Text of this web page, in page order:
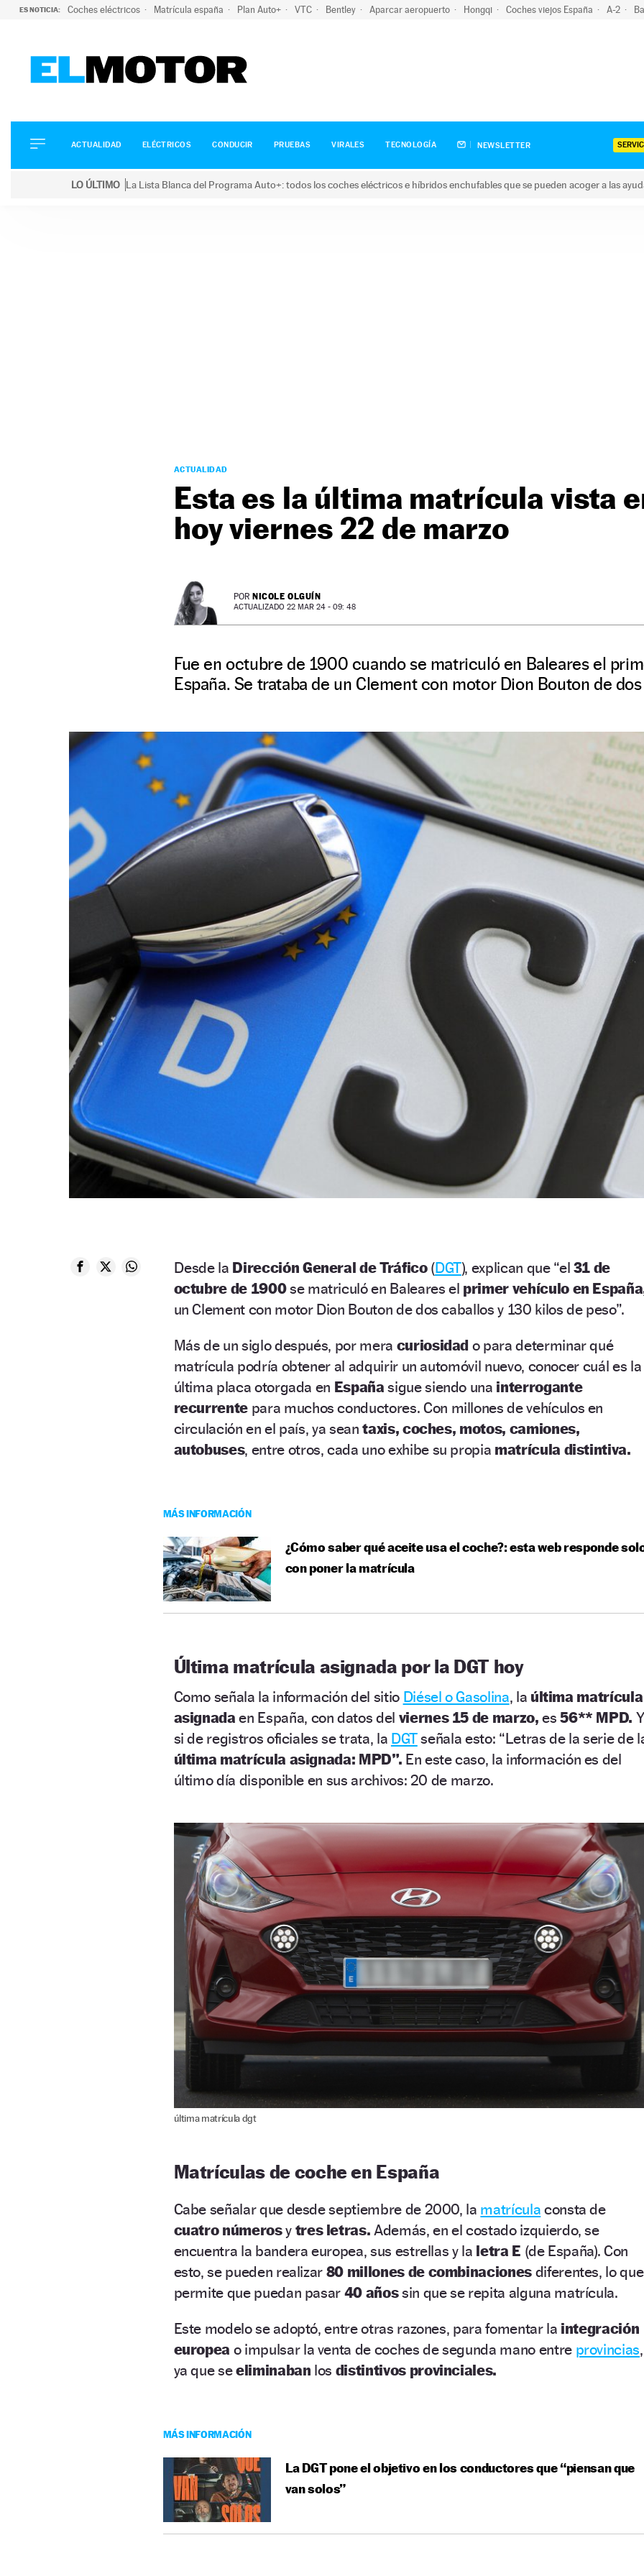
ES NOTICIA: Coches eléctricos Matrícula españa Plan Auto+ VTC Bentley Aparcar aeropuerto Hongqi Coches viejos España A-2
ELÉCTRICOS
CONDUCIR
ACTUALIDAD ELÉCTRICOS CONDUCIR PRUEBAS VIRALES TECNOLOGÍA NEWSLETTER
LO ÚLTIMO La Lista Blanca del Programa Auto+: todos los coches eléctricos e híbridos enchufables que se pueden acoger a las
ACTUALIDAD
Esta es la última matrícula vista
hoy viernes 22 de marzo
POR NICOLE OLGUÍN
ACTUALIZADO 22 MAR 24 - 09: 48
Fue en octubre de 1900 cuando se matriculó en Baleares el
España. Se trataba de un Clement con motor Dion Bouton de
Desde la Dirección General de Tráfico(DGT), explican que “el 31 de
octubre de 1900se matriculó en Baleares el primer vehículo en
un Clement con motor Dion Bouton de dos caballos y 130 kilos de peso”.
Más de un siglo después, por mera curiosidad o para determinar qué
matrícula podría obtener al adquirir un automóvil nuevo, conocer cuál es la
última placa otorgada en Españasigue siendo una interrogante
recurrente para muchos conductores. Con millones de vehículos en
circulación en el país, ya sean taxis, coches, motos, camiones,
autobuses, entre otros, cada uno exhibe su propia matrícula distintiva.
MÁS INFORMACIÓN
¿Cómo saber qué aceite usa el coche?: esta web responde
con poner la matrícula
Última matrícula asignada por la DGT hoy
Como señala la información del sitio Diésel o Gasolina, la última matrícula
asignada en España, con datos del viernes 15 de marzo,es56** MPD. Y
si de registros oficiales se trata, la DGTseñala esto: “Letras de la serie de
última matrícula asignada: MPD”. En este caso, la información es del
último día disponible en sus archivos: 20 de marzo.
última matrícula dgt
Matrículas de coche en España
Cabe señalar que desde septiembre de 2000, la matrícula consta de
cuatro númerosy tres letras. Además, en el costado izquierdo, se
encuentra la bandera europea, sus estrellas y la letra E (de España). Con
esto, se pueden realizar 80 millones de combinaciones diferentes, lo que
permite que puedan pasar 40 añossin que se repita alguna matrícula.
Este modelo se adoptó, entre otras razones, para fomentar la integración
europea o impulsar la venta de coches de segunda mano entre provincias,
ya que seeliminaban los distintivos provinciales.
MÁS INFORMACIÓN
La DGT pone el objetivo en los conductores que “piensan que
van solos”